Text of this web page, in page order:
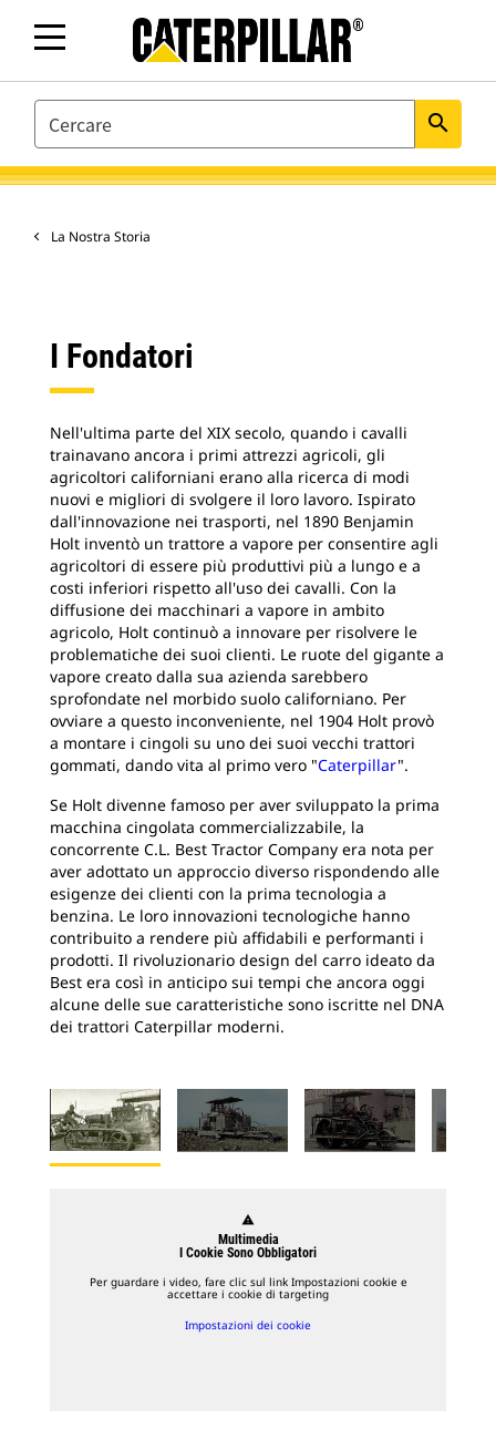
SEARCH search
La Nostra Storia
I Fondatori
Nell'ultima parte del XIX secolo, quando i cavalli
trainavano ancora i primi attrezzi agricoli, gli
agricoltori californiani erano alla ricerca di modi
nuovi e migliori di svolgere il loro lavoro. Ispirato
dall'innovazione nei trasporti, nel 1890 Benjamin
Holt inventò un trattore a vapore per consentire agli
agricoltori di essere più produttivi più a lungo e a
costi inferiori rispetto all'uso dei cavalli. Con la
diffusione dei macchinari a vapore in ambito
agricolo, Holt continuò a innovare per risolvere le
problematiche dei suoi clienti. Le ruote del gigante a
vapore creato dalla sua azienda sarebbero
sprofondate nel morbido suolo californiano. Per
ovviare a questo inconveniente, nel 1904 Holt provò
a montare i cingoli su uno dei suoi vecchi trattori
gommati, dando vita al primo vero "Caterpillar".
Se Holt divenne famoso per aver sviluppato la prima
macchina cingolata commercializzabile, la
concorrente C.L. Best Tractor Company era nota per
aver adottato un approccio diverso rispondendo alle
esigenze dei clienti con la prima tecnologia a
benzina. Le loro innovazioni tecnologiche hanno
contribuito a rendere più affidabili e performanti i
prodotti. Il rivoluzionario design del carro ideato da
Best era così in anticipo sui tempi che ancora oggi
alcune delle sue caratteristiche sono iscritte nel DNA
dei trattori Caterpillar moderni.
warning
Multimedia
I Cookie Sono Obbligatori
Per guardare i video, fare clic sul link Impostazioni cookie e
accettare i cookie di targeting
Impostazioni dei cookie